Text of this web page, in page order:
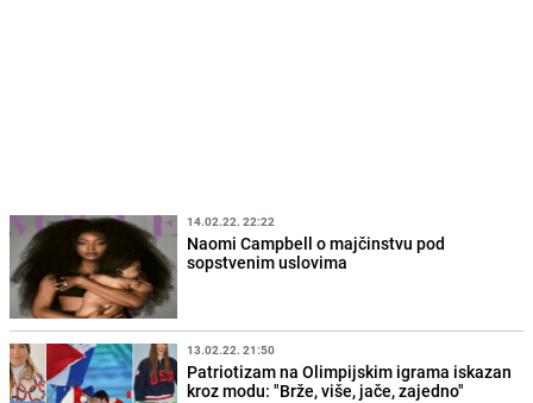
14.02.22. 22:22
Naomi Campbell o majčinstvu pod
sopstvenim uslovima
13.02.22. 21:50
Patriotizam na Olimpijskim igrama iskazan
kroz modu: "Brže, više, jače, zajedno"